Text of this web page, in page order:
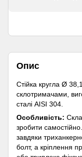
Опис
Стійка кругла Ø
склотримачами,
сталі AISI 304.
Особливість:
зробити
завдяки
болт, а кріплення